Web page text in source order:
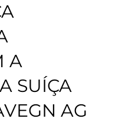
A
SUÍÇA
AG